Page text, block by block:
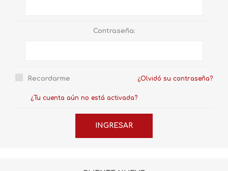
Contraseña:
Recordarme ¿Olvidó su contraseña?
¿Tu cuenta aún no está activada?